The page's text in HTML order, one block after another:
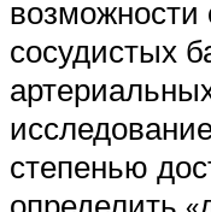
возможности
сосудистых
степенью